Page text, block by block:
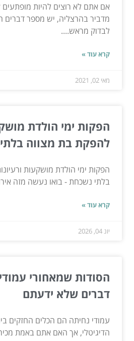
אם אתם לא רוצים להיות
מדביר בהרצליה, יש מספר דברים
לבדוק מראש....
קרא עוד »
מאי 02, 2021
הפקות ימי הולדת
להפקת בת מצווה
הפקות ימי הולדת מושקעות
בלתי נשכחת - בואו נעשה מזה
קרא עוד »
יונ 04, 2026
דברים שלא ידעתם
עמודי נחיתה הם הכלים החזקים
הדיגיטלי, אך האם אתם באמת